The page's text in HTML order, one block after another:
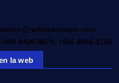
8420-9070, +505 8656-3135
la web